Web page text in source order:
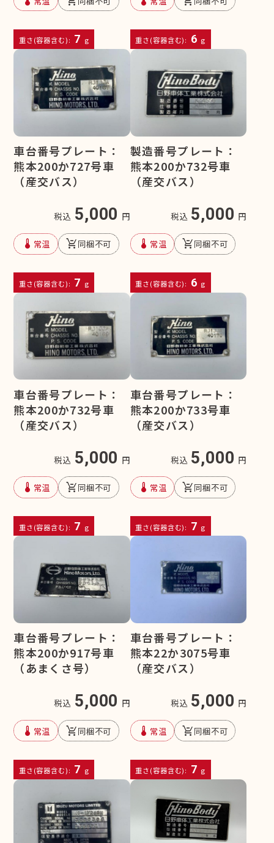
重さ(容器含む): 7 g 重さ(容器含む): 6 g
車台番号プレート：
熊本200か727号車
（産交バス）
税込 5,000 円
device_thermostat 常温 remove_shopping_cart同梱不可
重さ(容器含む): 7 g
製造番号プレート：
熊本200か732号車
（産交バス）
税込 5,000 円
device_thermostat 常温 remove_shopping_cart同梱不可
重さ(容器含む): 6 g
車台番号プレート：
熊本200か732号車
（産交バス）
税込 5,000 円
device_thermostat 常温 remove_shopping_cart同梱不可
重さ(容器含む): 7 g
車台番号プレート：
熊本200か733号車
（産交バス）
税込 5,000 円
device_thermostat 常温 remove_shopping_cart同梱不可
重さ(容器含む): 7 g
車台番号プレート：
熊本200か917号車
（あまくさ号）
税込 5,000 円
device_thermostat 常温 remove_shopping_cart同梱不可
重さ(容器含む): 7 g
車台番号プレート：
熊本22か3075号車
（産交バス）
税込 5,000 円
device_thermostat 常温 remove_shopping_cart同梱不可
重さ(容器含む): 7 g